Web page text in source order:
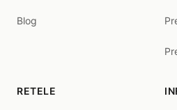
Blog
RETELE